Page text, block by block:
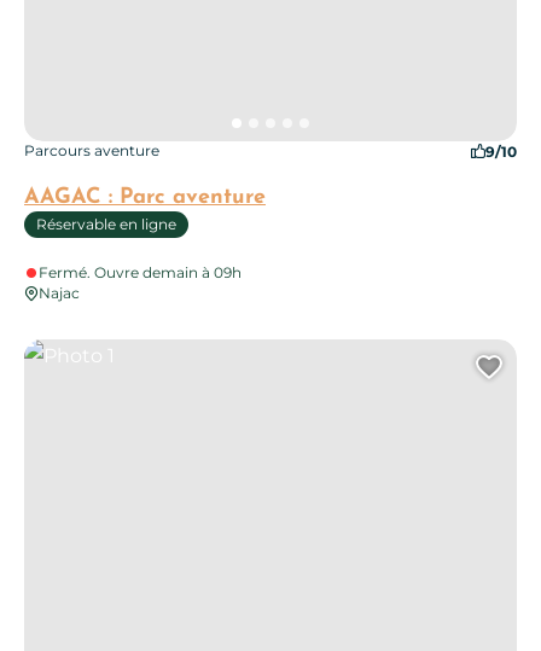
AAGAC : Parc aventure
Parcours aventure 9/10
Réservable en ligne
Fermé. Ouvre demain à 09h
Najac
Photo 1